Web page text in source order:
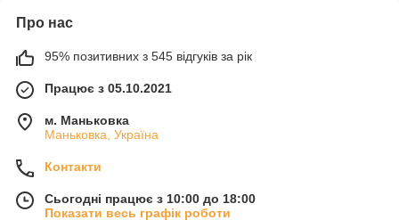
Про нас
95% позитивних з 545 відгуків за рік
Працює з 05.10.2021
м. Маньковка
Маньковка, Україна
Контакти
Сьогодні працює з 10:00 до 18:00
Показати весь графік роботи